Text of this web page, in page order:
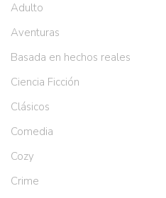
Adulto
Aventuras
Basada en hechos reales
Ciencia Ficción
Clásicos
Comedia
Cozy
Crime